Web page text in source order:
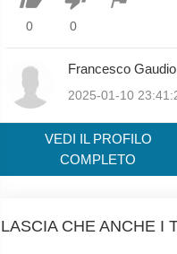
0 0
Francesco Gaudio
2025-01-10
VEDI IL PROFILO
COMPLETO
LASCIA CHE ANCHE I